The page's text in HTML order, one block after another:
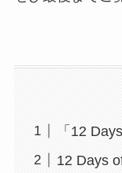
「12
12 Days